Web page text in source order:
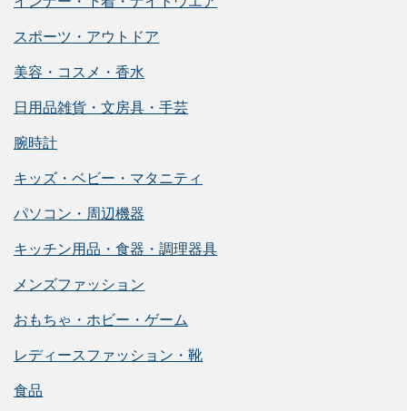
スポーツ・アウトドア
美容・コスメ・香水
日用品雑貨・文房具・手芸
腕時計
キッズ・ベビー・マタニティ
パソコン・周辺機器
キッチン用品・食器・調理器具
メンズファッション
おもちゃ・ホビー・ゲーム
レディースファッション・靴
食品